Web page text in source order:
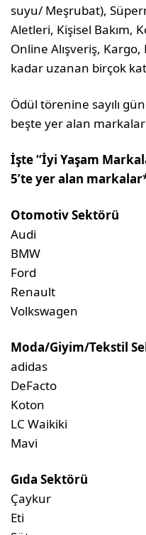
suyu/ Meşrubat),
Aletleri, Kişisel Bakım,
Online Alışveriş,
kadar uzanan birçok
Ödül törenine sayılı
beşte yer alan markalar
İşte “İyi Yaşam
5’te yer alan
Otomotiv Sektörü
Audi
BMW
Ford
Renault
Volkswagen
Moda/Giyim/Tekstil
adidas
DeFacto
Koton
LC Waikiki
Mavi
GıdaSektörü
Çaykur
Eti